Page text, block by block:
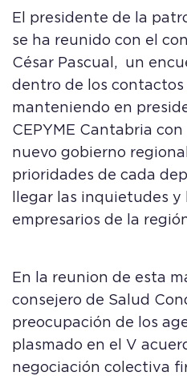
El presidente de la
se ha reunido con el
César Pascual, un
dentro de los contactos
manteniendo en
CEPYME Cantabria con
nuevo gobierno
prioridades de cada
llegar las inquietudes
empresarios de la
En la reunion de esta
consejero de Salud
preocupación de los
plasmado en el V
negociación colectiva